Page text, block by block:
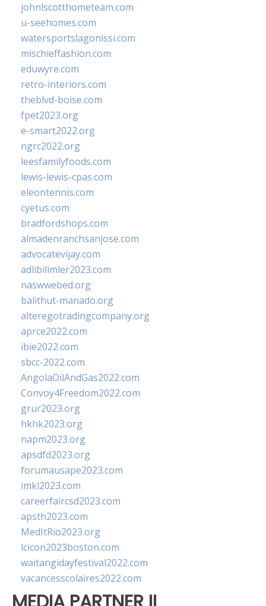
johnlscotthometeam.com
u-seehomes.com
watersportslagonissi.com
mischieffashion.com
eduwyre.com
retro-interiors.com
theblvd-boise.com
fpet2023.org
e-smart2022.org
ngrc2022.org
leesfamilyfoods.com
lewis-lewis-cpas.com
eleontennis.com
cyetus.com
bradfordshops.com
almadenranchsanjose.com
advocatevijay.com
adlibilimler2023.com
naswwebed.org
balithut-manado.org
alteregotradingcompany.org
aprce2022.com
ibie2022.com
sbcc-2022.com
AngolaOilAndGas2022.com
Convoy4Freedom2022.com
grur2023.org
hkhk2023.org
napm2023.org
apsdfd2023.org
forumausape2023.com
imkl2023.com
careerfaircsd2023.com
apsth2023.com
MedItRio2023.org
lcicon2023boston.com
waitangidayfestival2022.com
vacancesscolaires2022.com